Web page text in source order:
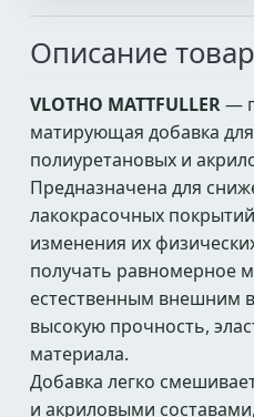
Описание
VLOTHO MATTFULLER—
матирующая добавка
полиуретановых и
Предназначена для
лакокрасочных
изменения их
получать равномерное
естественным внешним
высокую прочность,
материала.
Добавка легко
и акриловыми